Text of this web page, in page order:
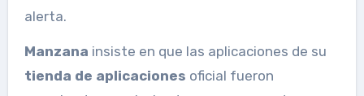
alerta.
Manzana insiste en que las aplicaciones de su
tienda de aplicaciones oficial fueron